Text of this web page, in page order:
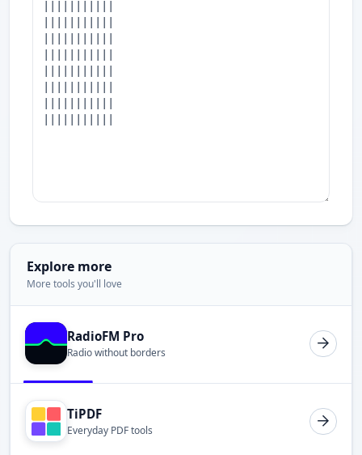
Explore more
More tools you'll love
RadioFM Pro
Radio without borders
TiPDF
Everyday PDF tools